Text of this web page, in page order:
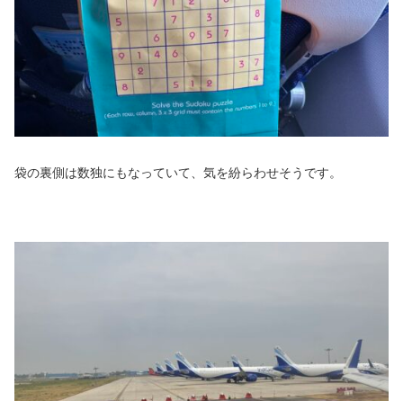
袋の裏側は数独にもなっていて、気を紛らわせそうです。